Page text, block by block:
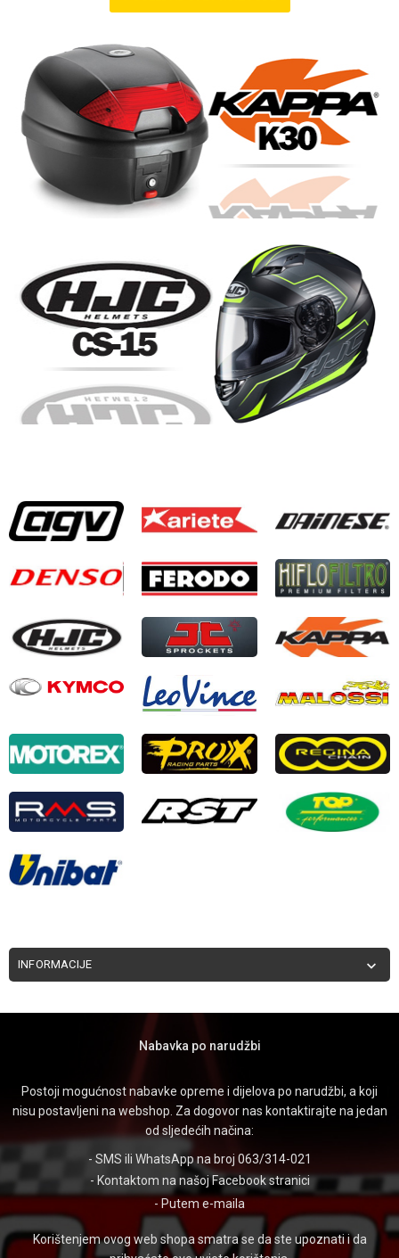
INFORMACIJE 
Nabavka po narudžbi
Postoji mogućnost nabavke opreme i dijelova po narudžbi, a koji
nisu postavljeni na webshop. Za dogovor nas kontaktirajte na jedan
od sljedećih načina:
- SMS ili WhatsApp na broj 063/314-021
- Kontaktom na našojFacebook stranici
- Putem e-maila
Korištenjem ovog web shopa smatra se da ste upoznati i da